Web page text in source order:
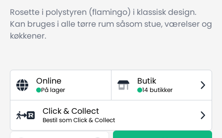
Rosette i polystyren (flamingo) i klassisk design.
Kan bruges i alle tørre rum såsom stue, værelser og
køkkener.
Online
På lager
Butik
14 butikker
Click & Collect
Bestil som Click & Collect